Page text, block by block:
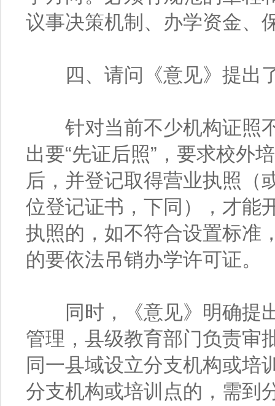
议事决策机制、办学资金、
四、请问《意见》提出了
针对当前不少机构证照不
出要“先证后照”，要求校外
后，并登记取得营业执照（
位登记证书，下同），才能
执照的，如不符合设置标准
的要依法吊销办学许可证。
同时，《意见》明确提出
管理，县级教育部门负责审
同一县域设立分支机构或培
分支机构或培训点的，需到